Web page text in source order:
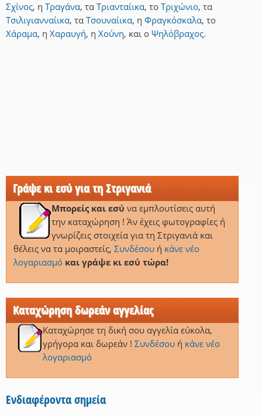
Σχίνος, η Τραγάνα, τα Τριανταίικα, το Τριχώνιο, τα
Τσιλιγιανναίικα, τα Τσουναίικα, η Φραγκόσκαλα, το
Χάραμα, η Χαραυγή, η Χούνη, και ο Ψηλόβραχος.
Γράψε κι εσύ για τη Στριγανιά
Μπορείς και εσύ να εμπλουτίσεις αυτή
την καταχώρηση ! Άν έχεις φωτογραφίες ή
γνωρίζεις στοιχεία για τη Στριγανιά και
θέλεις να τα μοιραστείς, Συνδέσουή κάνε νέο
λογαριασμό και γράψε κι εσύ τώρα!
Καταχώρηση δωρεάν αγγελίας
Καταχώρησε τη δική σου αγγελία εύκολα,
γρήγορα και δωρεάν ! Συνδέσουή κάνε νέο
λογαριασμό
Ενδιαφέροντα σημεία